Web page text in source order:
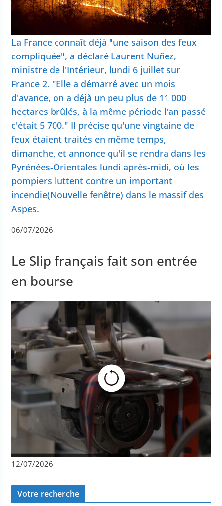
La France connaît déjà "une saison des feux
compliquée", a déclaré Laurent Nuñez,
ministre de l'Intérieur, lundi 6 juillet sur
France 2. "Elle a démarré avec un mois
d'avance, on a déjà un peu plus de 11 000
hectares brûlés, à la même période l'an passé
c'était 5 700." Il précise qu'une vingtaine de
feux étaient traités en même temps,
dimanche, et annonce qu'il se rendra dans les
Pyrénées-Orientales lundi après-midi, où les
pompiers luttent contre un important
incendie(Nouvelle fenêtre) dans le massif des
Aspes.
06/07/2026
Le Slip français fait son entrée
en bourse
12/07/2026
Votre recherche